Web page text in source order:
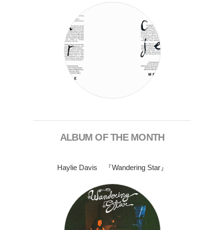
ALBUM OF THE MONTH
Haylie Davis 『Wandering Star』